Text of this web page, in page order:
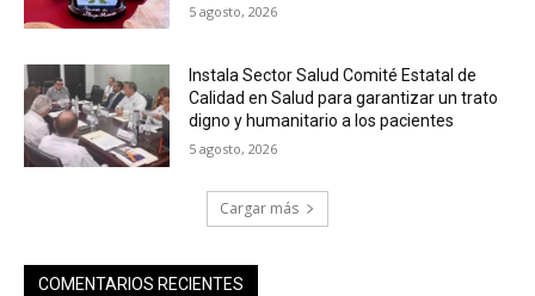
5 agosto, 2026
Instala Sector Salud Comité Estatal de
Calidad en Salud para garantizar un trato
digno y humanitario a los pacientes
5 agosto, 2026
Cargar más
COMENTARIOS RECIENTES